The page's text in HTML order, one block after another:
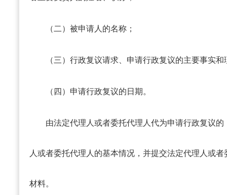
（二）被申请人的名称；
（三）行政复议请求、申请行政复议的主要事实和
（四）申请行政复议的日期。
由法定代理人或者委托代理人代为申请行政复议
人或者委托代理人的基本情况，并提交法定代理人或
材料。